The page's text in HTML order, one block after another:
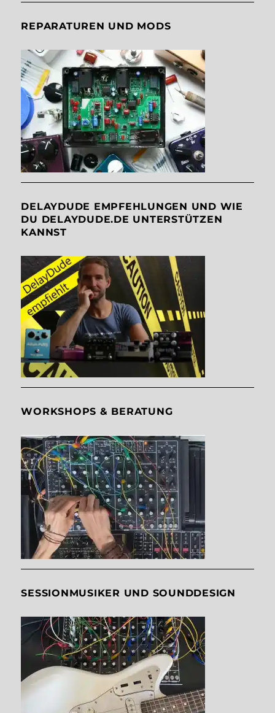
REPARATUREN UND MODS
DELAYDUDE EMPFEHLUNGEN UND WIE
DU DELAYDUDE.DE UNTERSTÜTZEN
KANNST
WORKSHOPS & BERATUNG
SESSIONMUSIKER UND SOUNDDESIGN